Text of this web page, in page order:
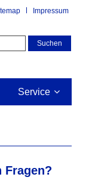
Impressum
Service
Fragen?